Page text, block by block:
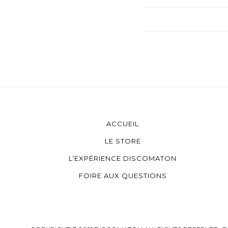
ACCUEIL
LE STORE
L’EXPÉRIENCE DISCOMATON
FOIRE AUX QUESTIONS